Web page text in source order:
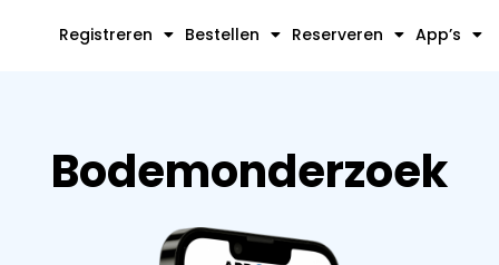
Registreren Bestellen Reserveren App’s
Bodemonderzoek